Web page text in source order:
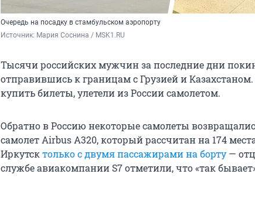
Очередь на посадку в стамбульском аэропорту
Источник: Мария Соснина / MSK1.RU
Тысячи российских мужчин за последние дни
отправившись к границам с Грузией и Казахстаном.
купить билеты, улетели из России самолетом.
Обратно в Россию некоторые самолеты
самолет Airbus A320, который рассчитан на 174
Иркутсктолько с двумя пассажирами на борту—
службе авиакомпании S7 отметили, что «так